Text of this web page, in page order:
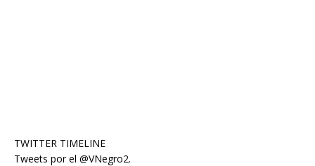
TWITTER TIMELINE
Tweets por el @VNegro2.